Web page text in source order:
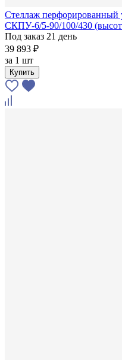
Стеллаж
СКПУ-6/5-90/100/430
Под заказ 21 день
39 893 ₽
за 1 шт
Купить